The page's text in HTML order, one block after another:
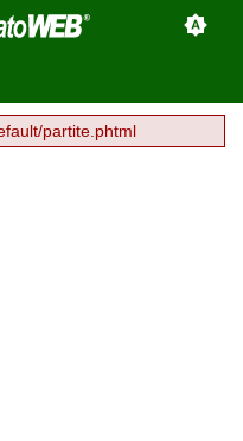
partite.phtml